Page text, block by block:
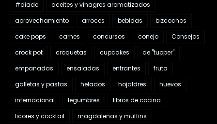
#diade
aceites y vinagres aromatizados
aprovechamiento
arroces bebidas
bizcochos
cake pops
carnes concursos conejo
Consejos
crock pot
croquetas cupcakes
de "tupper"
empanadas
ensaladas entrantes
fruta
galletas y pastas
helados hojaldres
huevos
internacional
legumbres
libros de cocina
licores y cocktail
magdalenas y muffins